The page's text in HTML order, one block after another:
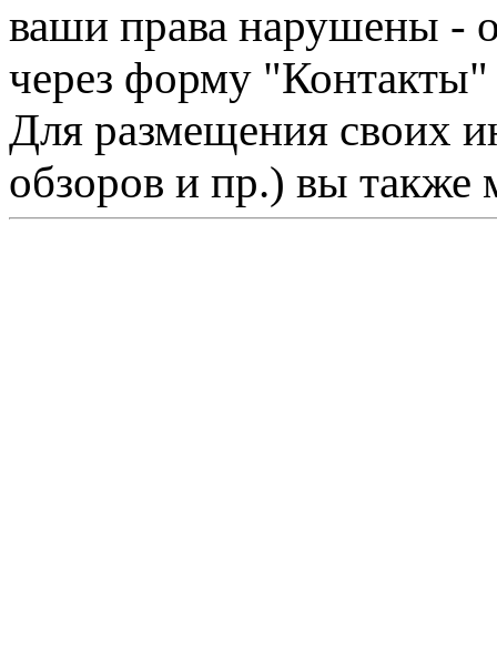
ваши права нарушены -
через форму "Контакты"
Для размещения своих
обзоров и пр.) вы также